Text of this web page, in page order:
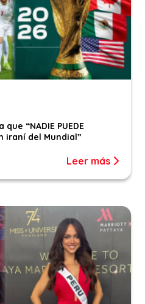
“NADIE PUEDE
iraní del Mundial”
Leer más